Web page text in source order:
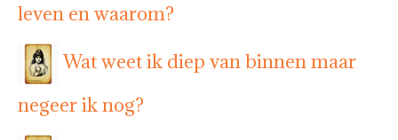
leven en waarom?
Wat weet ik diep van binnen maar
negeer ik nog?